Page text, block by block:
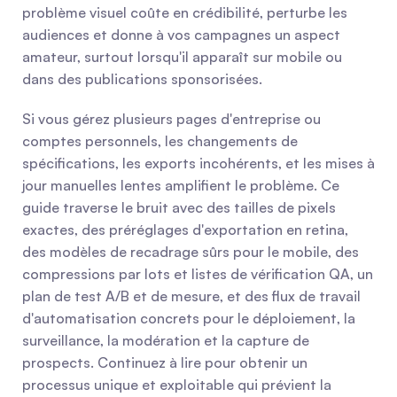
problème visuel coûte en crédibilité, perturbe les
audiences et donne à vos campagnes un aspect
amateur, surtout lorsqu'il apparaît sur mobile ou
dans des publications sponsorisées.
Si vous gérez plusieurs pages d'entreprise ou
comptes personnels, les changements de
spécifications, les exports incohérents, et les mises à
jour manuelles lentes amplifient le problème. Ce
guide traverse le bruit avec des tailles de pixels
exactes, des préréglages d'exportation en retina,
des modèles de recadrage sûrs pour le mobile, des
compressions par lots et listes de vérification QA, un
plan de test A/B et de mesure, et des flux de travail
d'automatisation concrets pour le déploiement, la
surveillance, la modération et la capture de
prospects. Continuez à lire pour obtenir un
processus unique et exploitable qui prévient la